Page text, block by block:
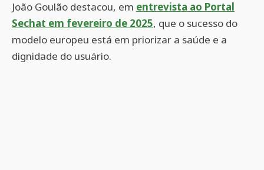
João Goulão destacou, em entrevista ao Portal
Sechat em fevereiro de 2025, que o sucesso do
modelo europeu está em priorizar a saúde e a
dignidade do usuário.